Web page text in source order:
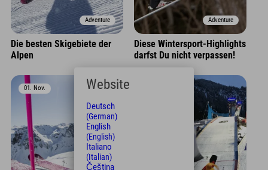
Adventure
Die besten Skigebiete der
Alpen
Adventure
Diese Wintersport-Highlights
darfst Du nicht verpassen!
01. Nov. Website
Deutsch
(German)
English
(English)
Italiano
(Italian)
Čeština